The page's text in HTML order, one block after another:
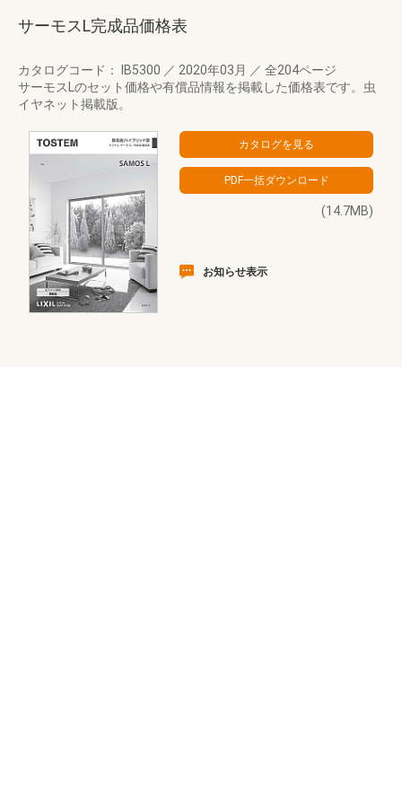
サーモスL完成品価格表
カタログコード： IB5300 ／ 2020年03月 ／ 全204ページ
サーモスLのセット価格や有償品情報を掲載した価格表です。虫
イヤネット掲載版。
(14.7MB)
お知らせ表示